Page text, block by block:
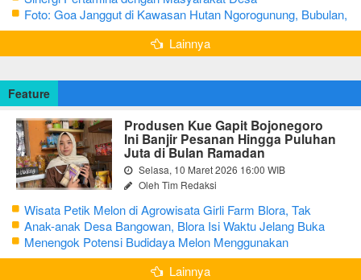
Foto: Goa Janggut di Kawasan Hutan Ngorogunung, Bubulan,
Bojonegoro
Lainnya
Feature
Produsen Kue Gapit Bojonegoro
Ini Banjir Pesanan Hingga Puluhan
Juta di Bulan Ramadan
Selasa, 10 Maret 2026 16:00 WIB
Oleh Tim Redaksi
Wisata Petik Melon di Agrowisata Girli Farm Blora, Tak
Sampai 5 Hari Sudah Ludes Terjual
Anak-anak Desa Bangowan, Blora Isi Waktu Jelang Buka
Puasa dengan Latihan Gamelan
Menengok Potensi Budidaya Melon Menggunakan
Greenhouse di Bojonegoro
Lainnya